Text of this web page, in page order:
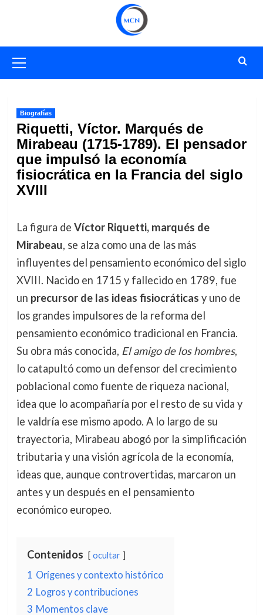
primario
Biografías
Riquetti, Víctor. Marqués de
Mirabeau (1715-1789). El pensador
que impulsó la economía
fisiocrática en la Francia del siglo
XVIII
La figura de Víctor Riquetti, marqués de
Mirabeau, se alza como una de las más
influyentes del pensamiento económico del siglo
XVIII. Nacido en 1715 y fallecido en 1789, fue
un precursor de las ideas fisiocráticas y uno de
los grandes impulsores de la reforma del
pensamiento económico tradicional en Francia.
Su obra más conocida, El amigo de los hombres,
lo catapultó como un defensor del crecimiento
poblacional como fuente de riqueza nacional,
idea que lo acompañaría por el resto de su vida y
le valdría ese mismo apodo. A lo largo de su
trayectoria, Mirabeau abogó por la simplificación
tributaria y una visión agrícola de la economía,
ideas que, aunque controvertidas, marcaron un
antes y un después en el pensamiento
económico europeo.
Contenidos ocultar
1 Orígenes y contexto histórico
2 Logros y contribuciones
3 Momentos clave